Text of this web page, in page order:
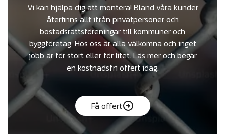
Vi kan hjälpa dig att montera! Bland våra kunder
återfinns allt ifrån privatpersoner och
bostadsrättsföreningar till kommuner och
byggföretag. Hos oss är alla välkomna och inget
jobb är för stort eller för litet. Läs mer och begär
en kostnadsfri offert idag.
Få offert